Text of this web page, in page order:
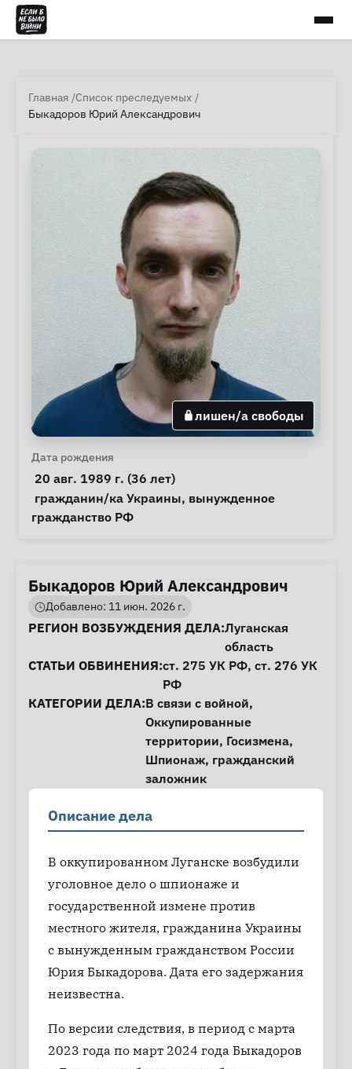
Главная Список преследуемых
Быкадоров Юрий Александрович
лишен/а свободы
Личная информация
Дата рождения
20 авг. 1989 г. (36 лет)
Особые обстоятельства
гражданин/ка Украины, вынужденное
гражданство РФ
Быкадоров Юрий Александрович
Добавлено: 11 июн. 2026 г.
Информация о деле
РЕГИОН ВОЗБУЖДЕНИЯ ДЕЛА:Луганская
область
СТАТЬИ ОБВИНЕНИЯ:ст. 275 УК РФ, ст. 276 УК
РФ
КАТЕГОРИИ ДЕЛА:В связи с войной,
Оккупированные
территории, Госизмена,
Шпионаж, гражданский
заложник
Описание дела
В оккупированном Луганске возбудили
уголовное дело о шпионаже и
государственной измене против
местного жителя, гражданина Украины
с вынужденным гражданством России
Юрия Быкадорова. Дата его задержания
неизвестна.
По версии следствия, в период с марта
2023 года по март 2024 года Быкадоров